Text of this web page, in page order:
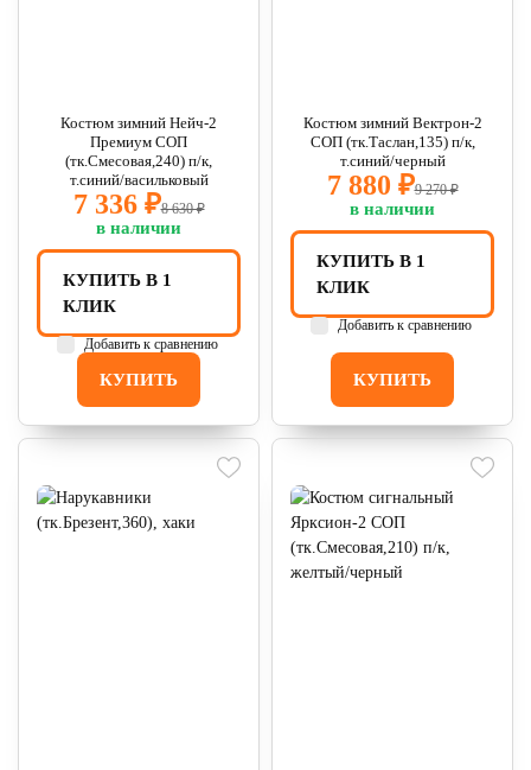
Костюм зимний Нейч-2
Премиум СОП
(тк.Смесовая,240) п/к,
т.синий/васильковый
7 336 ₽8 630 ₽
в наличии
КУПИТЬ
КУПИТЬ В 1
КЛИК
Добавить к сравнению
Костюм зимний Вектрон-2
СОП (тк.Таслан,135) п/к,
т.синий/черный
7 880 ₽9 270 ₽
в наличии
КУПИТЬ
КУПИТЬ В 1
КЛИК
Добавить к сравнению